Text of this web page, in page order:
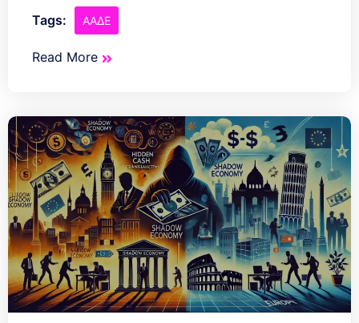
Tags: ΑΑΔΕ
Read More